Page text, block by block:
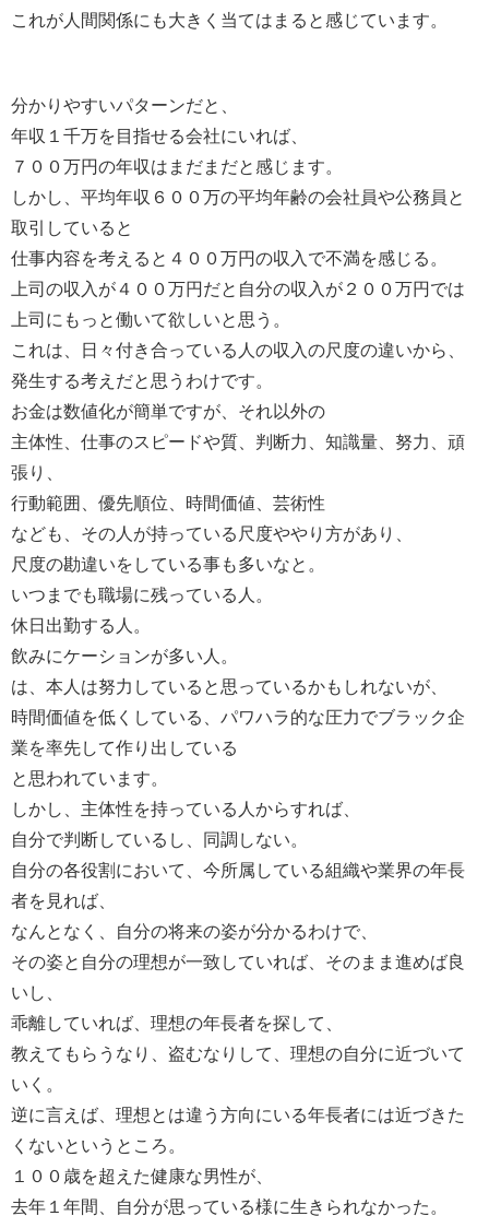
これが人間関係にも大きく当てはまると感じています。
分かりやすいパターンだと、
年収１千万を目指せる会社にいれば、
７００万円の年収はまだまだと感じます。
しかし、平均年収６００万の平均年齢の会社員や公務員と
取引していると
仕事内容を考えると４００万円の収入で不満を感じる。
上司の収入が４００万円だと自分の収入が２００万円では
上司にもっと働いて欲しいと思う。
これは、日々付き合っている人の収入の尺度の違いから、
発生する考えだと思うわけです。
お金は数値化が簡単ですが、それ以外の
主体性、仕事のスピードや質、判断力、知識量、努力、頑
張り、
行動範囲、優先順位、時間価値、芸術性
なども、その人が持っている尺度ややり方があり、
尺度の勘違いをしている事も多いなと。
いつまでも職場に残っている人。
休日出勤する人。
飲みにケーションが多い人。
は、本人は努力していると思っているかもしれないが、
時間価値を低くしている、パワハラ的な圧力でブラック企
業を率先して作り出している
と思われています。
しかし、主体性を持っている人からすれば、
自分で判断しているし、同調しない。
自分の各役割において、今所属している組織や業界の年長
者を見れば、
なんとなく、自分の将来の姿が分かるわけで、
その姿と自分の理想が一致していれば、そのまま進めば良
いし、
乖離していれば、理想の年長者を探して、
教えてもらうなり、盗むなりして、理想の自分に近づいて
いく。
逆に言えば、理想とは違う方向にいる年長者には近づきた
くないというところ。
１００歳を超えた健康な男性が、
去年１年間、自分が思っている様に生きられなかった。